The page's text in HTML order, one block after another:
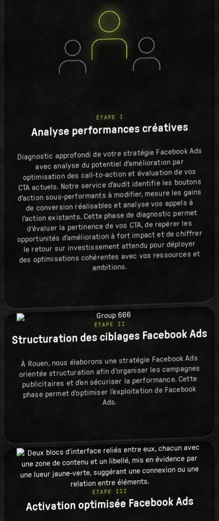
ÉTAPE I
Analyse performances créatives
Diagnostic approfondi de votre stratégie Facebook Ads
avec analyse du potentiel d'amélioration par
optimisation des call-to-action et évaluation de vos
CTA actuels. Notre service d'audit identifie les boutons
d'action sous-performants à modifier, mesure les gains
de conversion réalisables et analyse vos appels à
l'action existants. Cette phase de diagnostic permet
d'évaluer la pertinence de vos CTA, de repérer les
opportunités d'amélioration à fort impact et de chiffrer
le retour sur investissement attendu pour déployer
des optimisations cohérentes avec vos ressources et
ambitions.
ÉTAPE II
Structuration des ciblages Facebook Ads
À Rouen, nous élaborons une stratégie Facebook Ads
orientée structuration afin d’organiser les campagnes
publicitaires et d’en sécuriser la performance. Cette
phase permet d’optimiser l’exploitation de Facebook
Ads.
ÉTAPE III
Activation optimisée Facebook Ads